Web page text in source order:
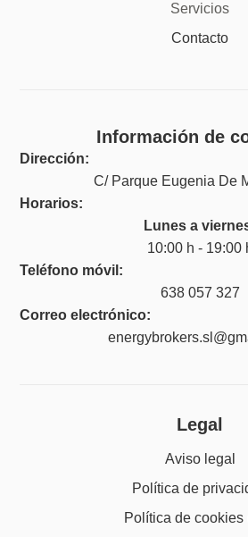
Servicios
Contacto
Información de
Dirección:
C/ Parque Eugenia De
Horarios:
Lunes a
10:00 h - 19:00
Teléfono móvil:
638 057 327
Correo electrónico:
Legal
Aviso legal
Política de
Política de cookies